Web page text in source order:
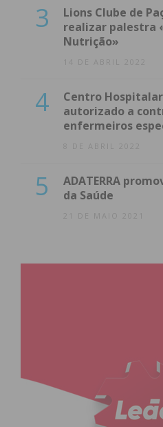
3
Lions Clube de
realizar palestra
Nutrição»
14 DE ABRIL 2022
4
Centro
autorizado a
enfermeiros
8 DE ABRIL 2022
5
ADATERRA
da Saúde
21 DE MAIO 2021